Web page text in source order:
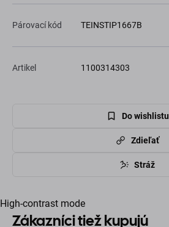
Párovací kód TEINSTIP1667B
Artikel 1100314303
Do wishlistu
Zdieľať
Stráž
High-contrast mode
Zákazníci tiež kupujú